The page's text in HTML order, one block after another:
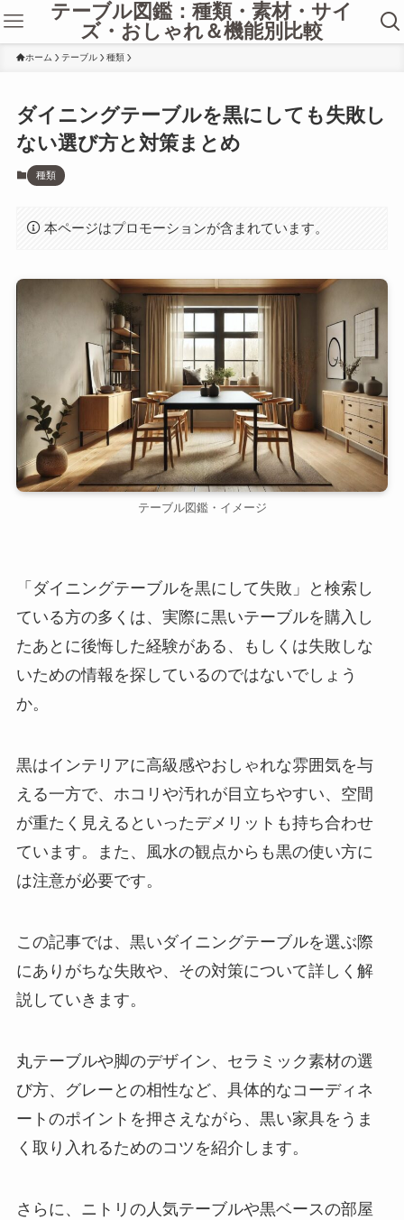
テーブル図鑑：種類・素材・サイ
ズ・おしゃれ＆機能別比較
ホーム テーブル 種類
ダイニングテーブルを黒にしても失敗し
ない選び方と対策まとめ
種類
本ページはプロモーションが含まれています。
テーブル図鑑・イメージ
「ダイニングテーブルを黒にして失敗」と検索し
ている方の多くは、実際に黒いテーブルを購入し
たあとに後悔した経験がある、もしくは失敗しな
いための情報を探しているのではないでしょう
か。
黒はインテリアに高級感やおしゃれな雰囲気を与
える一方で、ホコリや汚れが目立ちやすい、空間
が重たく見えるといったデメリットも持ち合わせ
ています。また、風水の観点からも黒の使い方に
は注意が必要です。
この記事では、黒いダイニングテーブルを選ぶ際
にありがちな失敗や、その対策について詳しく解
説していきます。
丸テーブルや脚のデザイン、セラミック素材の選
び方、グレーとの相性など、具体的なコーディネ
ートのポイントを押さえながら、黒い家具をうま
く取り入れるためのコツを紹介します。
さらに、ニトリの人気テーブルや黒ベースの部屋